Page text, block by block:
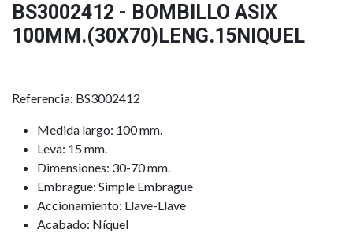
BS3002412 - BOMBILLO ASIX
100MM.(30X70)LENG.15NIQUEL
Referencia: BS3002412
Medida largo: 100 mm.
Leva: 15 mm.
Dimensiones: 30-70 mm.
Embrague: Simple Embrague
Accionamiento: Llave-Llave
Acabado: Níquel